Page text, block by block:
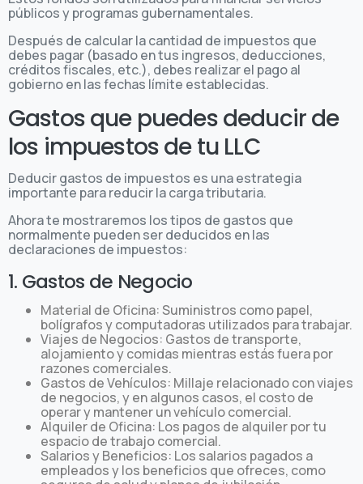
públicos y programas gubernamentales.
Después de calcular la cantidad de impuestos que
debes pagar (basado en tus ingresos, deducciones,
créditos fiscales, etc.), debes realizar el pago al
gobierno en las fechas límite establecidas.
Gastos que puedes deducir de
los impuestos de tu LLC
Deducir gastos de impuestos es una estrategia
importante para reducir la carga tributaria.
Ahora te mostraremos los tipos de gastos que
normalmente pueden ser deducidos en las
declaraciones de impuestos:
1. Gastos de Negocio
Material de Oficina: Suministros como papel,
bolígrafos y computadoras utilizados para trabajar.
Viajes de Negocios: Gastos de transporte,
alojamiento y comidas mientras estás fuera por
razones comerciales.
Gastos de Vehículos: Millaje relacionado con viajes
de negocios, y en algunos casos, el costo de
operar y mantener un vehículo comercial.
Alquiler de Oficina: Los pagos de alquiler por tu
espacio de trabajo comercial.
Salarios y Beneficios: Los salarios pagados a
empleados y los beneficios que ofreces, como